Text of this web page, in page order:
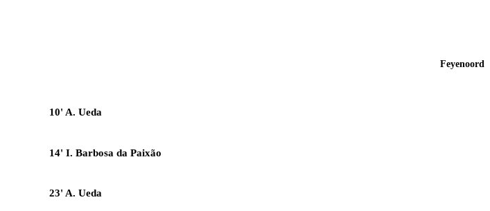
Feyenoord
10' A. Ueda
14' I. Barbosa da Paixão
23' A. Ueda